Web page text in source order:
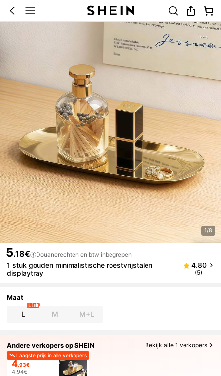
1/8
5.18€ Douanerechten en btw inbegrepen
1 stuk gouden minimalistische roestvrijstalen
displaytray
4.80
(5)
Maat
L
1 left
M M+L
Andere verkopers op SHEIN Bekijk alle 1 verkopers
Laagste prijs in alle verkopers
4.93€
4.94€